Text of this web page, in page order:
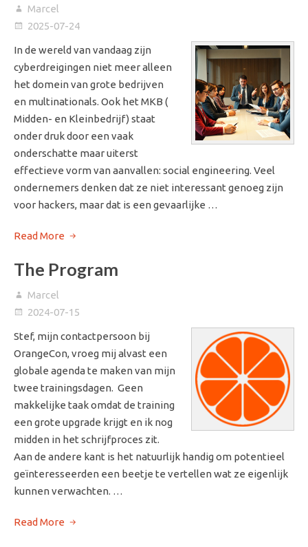
Marcel
2025-07-24
In de wereld van vandaag zijn
cyberdreigingen niet meer alleen
het domein van grote bedrijven
en multinationals. Ook het MKB (
Midden- en Kleinbedrijf) staat
onder druk door een vaak
onderschatte maar uiterst
effectieve vorm van aanvallen: social engineering. Veel
ondernemers denken dat ze niet interessant genoeg zijn
voor hackers, maar dat is een gevaarlijke …
Read More
The Program
Marcel
2024-07-15
Stef, mijn contactpersoon bij
OrangeCon, vroeg mij alvast een
globale agenda te maken van mijn
twee trainingsdagen. Geen
makkelijke taak omdat de training
een grote upgrade krijgt en ik nog
midden in het schrijfproces zit.
Aan de andere kant is het natuurlijk handig om potentieel
geïnteresseerden een beetje te vertellen wat ze eigenlijk
kunnen verwachten. …
Read More